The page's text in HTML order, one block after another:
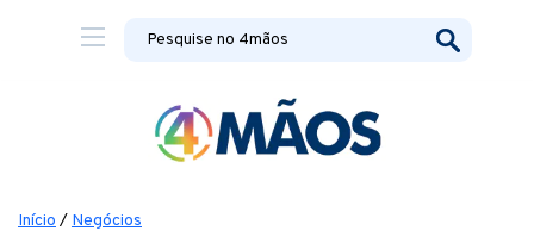
Início / Negócios